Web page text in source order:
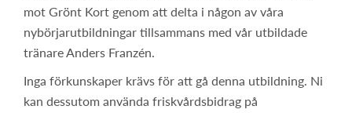
mot Grönt Kort genom att delta i någon av våra
nybörjarutbildningar tillsammans med vår utbildade
tränare Anders Franzén.
Inga förkunskaper krävs för att gå denna utbildning. Ni
kan dessutom använda friskvårdsbidrag på